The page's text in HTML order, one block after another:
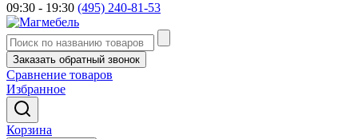
09:30 - 19:30 (495) 240-81-53
Заказать обратный звонок
Сравнение товаров
Избранное
Корзина